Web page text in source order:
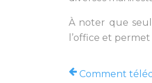
À noter que
l’office et
Comment